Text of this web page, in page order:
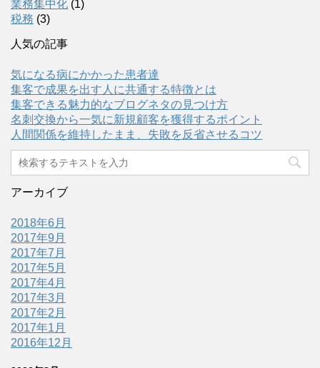
業務集中化 (1)
税務 (3)
人気の記事
気になる病にかかった患者達
集客で成果を出す人に共通する特徴とは
集客できる魅力的なブログネタの見つけ方
名刺交換から一気に新規顧客を獲得するポイント
人間関係を維持したまま、失敗を反省させるコツ
アーカイブ
2018年6月
2017年9月
2017年7月
2017年5月
2017年4月
2017年3月
2017年2月
2017年1月
2016年12月